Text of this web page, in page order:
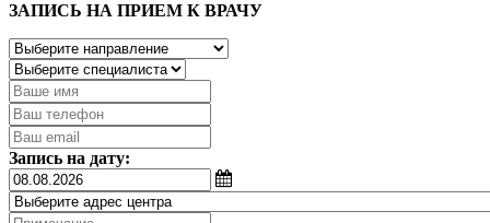
ЗАПИСЬ НА ПРИЕМ К ВРАЧУ
Запись на дату: